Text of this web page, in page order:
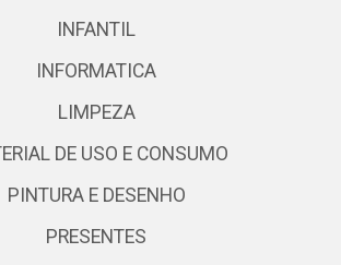
INFANTIL
INFORMATICA
LIMPEZA
DE USO E CONSUMO
PINTURA E DESENHO
PRESENTES